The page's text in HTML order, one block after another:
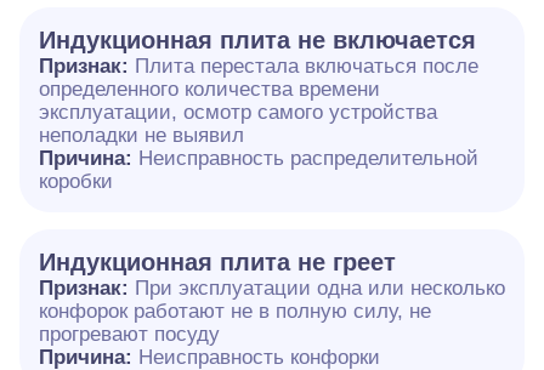
Индукционная плита не включается
Признак: Плита перестала включаться после
определенного количества времени
эксплуатации, осмотр самого устройства
неполадки не выявил
Причина: Неисправность распределительной
коробки
Индукционная плита не греет
Признак: При эксплуатации одна или несколько
конфорок работают не в полную силу, не
прогревают посуду
Причина: Неисправность конфорки